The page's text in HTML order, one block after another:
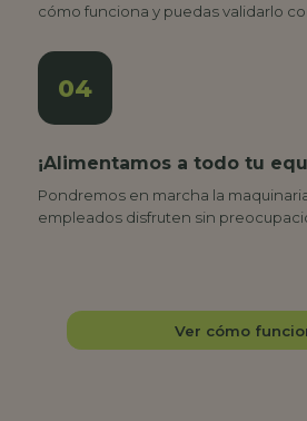
04
cómo funciona y puedas validarlo
¡Alimentamos a todo tu
Pondremos en marcha la
empleados disfruten sin
Ver cómo